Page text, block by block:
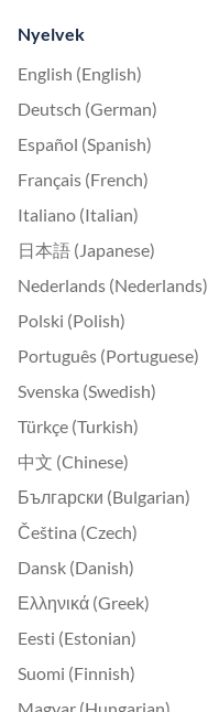
Nyelvek
English (English)
Deutsch (German)
Español (Spanish)
Français (French)
Italiano (Italian)
日本語 (Japanese)
Nederlands (Nederlands)
Polski (Polish)
Português (Portuguese)
Svenska (Swedish)
Türkçe (Turkish)
中文 (Chinese)
Български (Bulgarian)
Čeština (Czech)
Dansk (Danish)
Ελληνικά (Greek)
Eesti (Estonian)
Suomi (Finnish)